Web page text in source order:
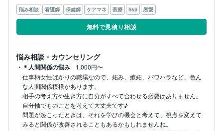
悩み相談 看護師 保健師 ケアマネ 医療 hsp 恋愛
無料で見積り相談
悩み相談・カウンセリング
・＊人間関係の悩み
1,000円〜
仕事柄女性ばかりの職場なので、妬み、嫉妬、パワハラなど、色ん
な人間関係模様があります。
相手の考え方や生き方に自分がすべて合わせる必要はありません。
自分軸でものごとを考えて大丈夫です♪
問題が起こったときは、それを学びの機会と考えて、視点を変えて
みると関係が改善されることもあるかもしれませんね。